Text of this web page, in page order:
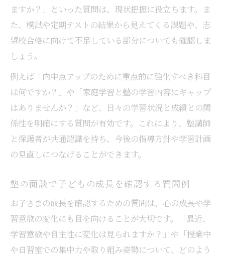
ますか？」といった質問は、現状把握に役立ちます。ま
た、模試や定期テストの結果から見えてくる課題や、志
望校合格に向けて不足している部分についても確認しま
しょう。
例えば「内申点アップのために重点的に強化すべき科目
は何ですか？」や「家庭学習と塾の学習内容にギャップ
はありませんか？」など、日々の学習状況と成績との関
係性を明確にする質問が有効です。これにより、塾講師
と保護者が共通認識を持ち、今後の指導方針や学習計画
の見直しにつなげることができます。
塾の面談で子どもの成長を確認する質問例
お子さまの成長を確認するための質問は、心の成長や学
習意欲の変化にも目を向けることが大切です。「最近、
学習意欲や自主性に変化は見られますか？」や「授業中
や自習室での集中力や取り組み姿勢について、どのよう